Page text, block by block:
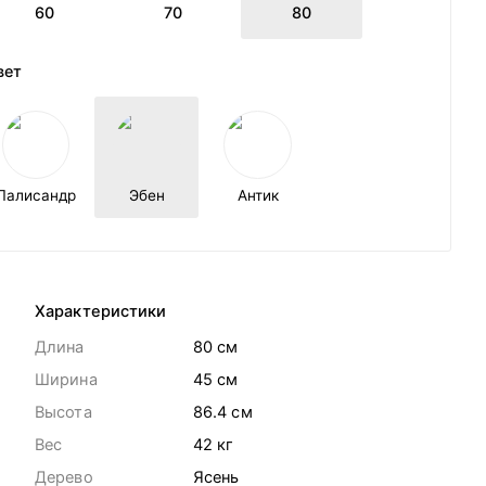
60 70 80
Эбен Антик
Характеристики
Длина
80 cм
Ширина
45 cм
Высота
86.4 cм
Вес
42 кг
Дерево
Ясень